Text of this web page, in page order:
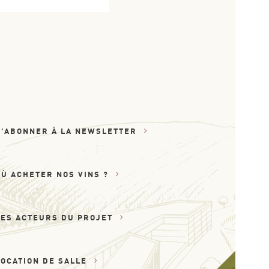
À LA NEWSLETTER
ACHETER NOS VINS ?
ACTEURS DU PROJET
DE SALLE